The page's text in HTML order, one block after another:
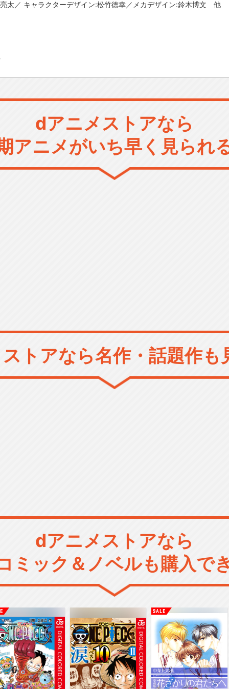
太／ キャラクターデザイン:松竹徳幸／メカデザイン:鈴木博文 他
dアニメストアなら
アニメがいち早く見られ
トアなら名作・話題作も
dアニメストアなら
ミック＆ノベルも購入で